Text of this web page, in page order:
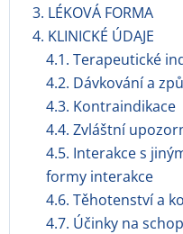
3. LÉKOVÁ FORMA
4. KLINICKÉ ÚDAJE
4.1. Terapeutické
4.2. Dávkování a
4.3. Kontraindikace
4.4. Zvláštní
4.5. Interakce s
formy interakce
4.6. Těhotenství a
4.7. Účinky na